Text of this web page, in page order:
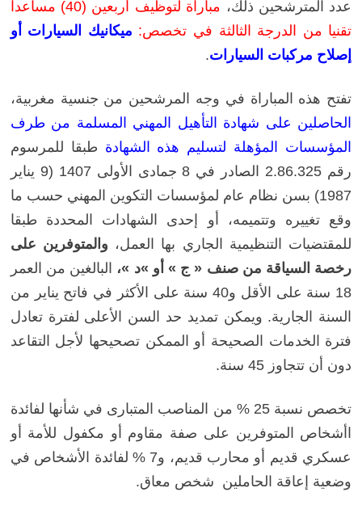
عدد المترشحين ذلك،
مباراة لتوظيف أربعين (40) مساعدا
تقنيا من الدرجة الثالثة في تخصص: ميكانيك السيارات أو
إصلاح مركبات السيارات.
تفتح هذه المباراة في وجه المرشحين من جنسية مغربية،
الحاصلين على شهادة التأهيل المهني المسلمة من طرف
المؤسسات المؤهلة لتسليم هذه الشهادة طبقا للمرسوم
رقم 2.86.325 الصادر في 8 جمادى الأولى 1407 (9 يناير
1987) بسن نظام عام لمؤسسات التكوين المهني حسب ما
وقع تغييره وتتميمه، أو إحدى الشهادات المحددة طبقا
للمقتضيات التنظيمية الجاري بها العمل، والمتوفرين على
رخصة السياقة من صنف « ج » أو »د »،
البالغين من العمر
18 سنة على الأقل و40 سنة على الأكثر في فاتح يناير من
السنة الجارية. ويمكن تمديد حد السن الأعلى لفترة تعادل
فترة الخدمات الصحيحة أو الممكن تصحيحها لأجل التقاعد
دون أن تتجاوز 45 سنة.
تخصص نسبة 25 % من المناصب المتبارى في شأنها لفائدة
اأشخاص المتوفرين على صفة مقاوم أو مكفول للأمة أو
عسكري قديم أو محارب قديم، و7 % لفائدة الأشخاص في
وضعية إعاقة الحاملين شخص معاق.